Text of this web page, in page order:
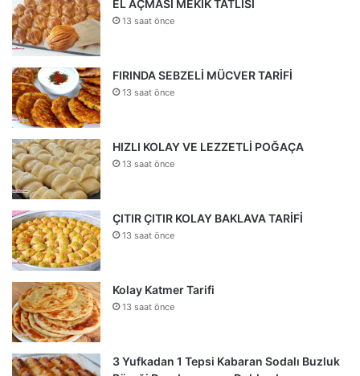
EL AÇMASI MEKİK TATLISI
13 saat önce
FIRINDA SEBZELİ MÜCVER TARİFİ
13 saat önce
HIZLI KOLAY VE LEZZETLİ POĞAÇA
13 saat önce
ÇITIR ÇITIR KOLAY BAKLAVA TARİFİ
13 saat önce
Kolay Katmer Tarifi
13 saat önce
3 Yufkadan 1 Tepsi Kabaran Sodalı Buzluk